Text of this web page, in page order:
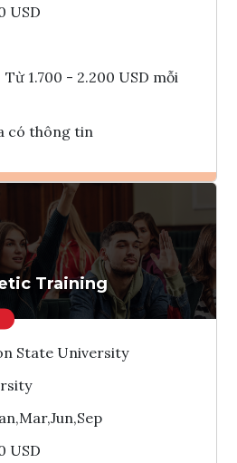
USD
Từ 1.700 - 2.200 USD mỗi
có thông tin
Ghi danh
Tham vấn Interlink
Training
State University
USD